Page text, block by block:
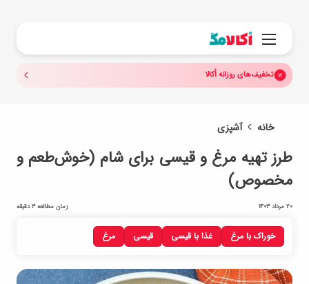
منو
تخفیف‌های روزانه اُکالا
خانه آشپزی
خوراک با مرغ غذا با قیسی قیسی مرغ
طرز تهیه مرغ و قیسی برای شام (خوش‌طعم و
مخصوص)
20 مرداد 1403 زمان مطالعه 3 دقیقه